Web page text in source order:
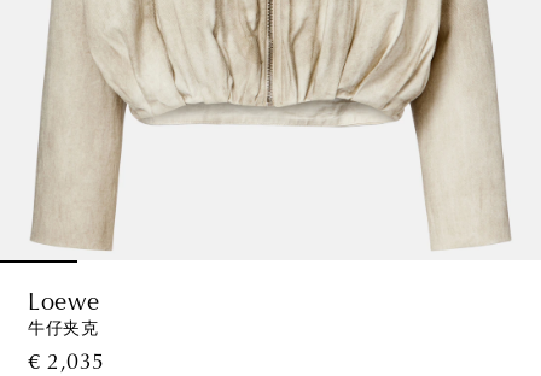
Loewe
牛仔夹克
€ 2,035original price